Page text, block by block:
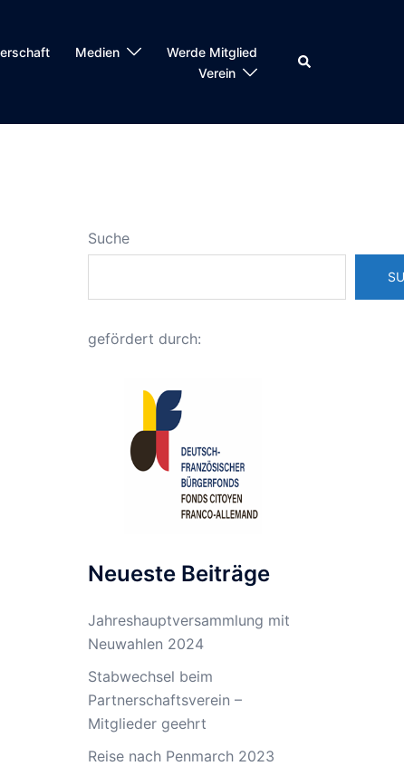
Medien
Werde Mitglied
Verein
Suche
Suche
gefördert durch:
Neueste Beiträge
Jahreshauptversammlung mit
Neuwahlen 2024
Stabwechsel beim
Partnerschaftsverein –
Mitglieder geehrt
Reise nach Penmarch 2023